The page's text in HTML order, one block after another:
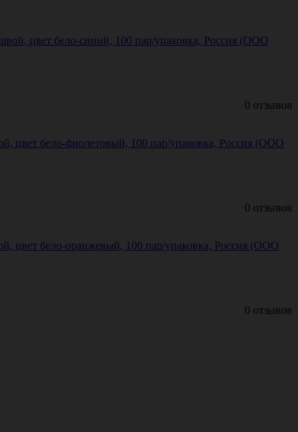
цвет бело-синий, 100 пар/упаковка, Россия (ООО
0 отзывов
цвет бело-фиолетовый, 100 пар/упаковка, Россия (ООО
0 отзывов
цвет бело-оранжевый, 100 пар/упаковка, Россия (ООО
0 отзывов